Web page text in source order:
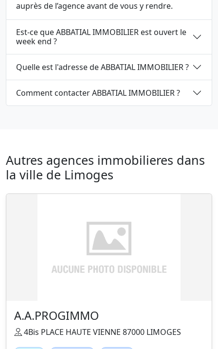
auprès de l’agence avant de vous y rendre.
Est-ce que ABBATIAL IMMOBILIER est ouvert le
week end ?
Quelle est l'adresse de ABBATIAL IMMOBILIER ?
Comment contacter ABBATIAL IMMOBILIER ?
Autres agences immobilieres dans
la ville de Limoges
A.A.PROGIMMO
4Bis PLACE HAUTE VIENNE 87000 LIMOGES